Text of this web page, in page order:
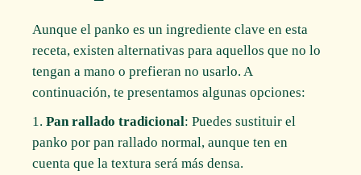
Aunque el panko es un ingrediente clave en esta
receta, existen alternativas para aquellos que no lo
tengan a mano o prefieran no usarlo. A
continuación, te presentamos algunas opciones:
Pan rallado tradicional: Puedes sustituir el
panko por pan rallado normal, aunque ten en
cuenta que la textura será más densa.